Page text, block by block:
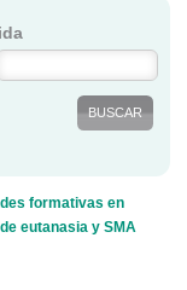
formativas en
eutanasia y SMA